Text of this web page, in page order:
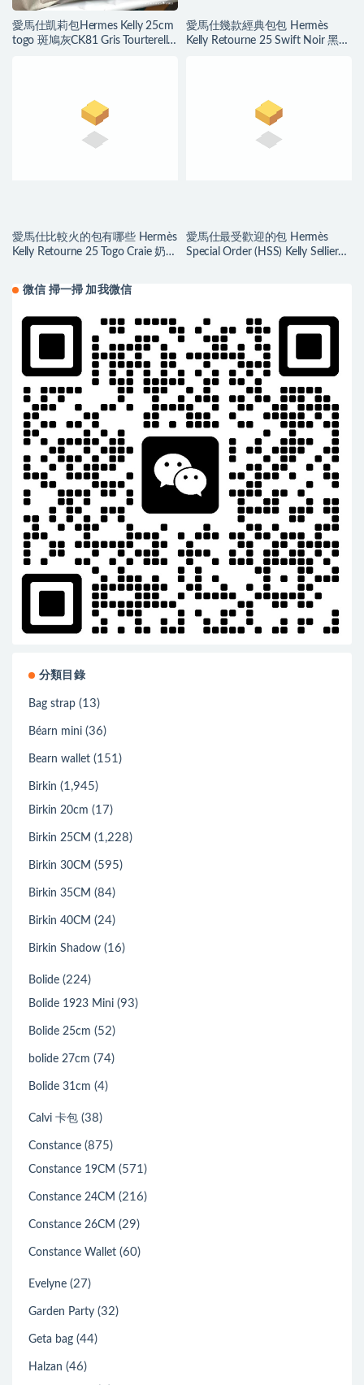
愛馬仕凱莉包Hermes Kelly 25cm
togo 斑鳩灰CK81 Gris Tourterelle
愛馬仕幾款經典包包 Hermès
Kelly Retourne 25 Swift Noir 黑色
愛馬仕比較火的包有哪些 Hermès
Kelly Retourne 25 Togo Craie 奶昔
愛馬仕最受歡迎的包 Hermès
Special Order (HSS) Kelly Sellier
微信 掃一掃 加我微信
分類目錄
Bag strap (13)
Béarn mini (36)
Bearn wallet (151)
Birkin (1,945)
Birkin 20cm (17)
Birkin 25CM (1,228)
Birkin 30CM (595)
Birkin 35CM (84)
Birkin 40CM (24)
Birkin Shadow (16)
Bolide (224)
Bolide 1923 Mini (93)
Bolide 25cm (52)
bolide 27cm (74)
Bolide 31cm (4)
Calvi 卡包 (38)
Constance (875)
Constance 19CM (571)
Constance 24CM (216)
Constance 26CM (29)
Constance Wallet (60)
Evelyne (27)
Garden Party (32)
Geta bag (44)
Halzan (46)